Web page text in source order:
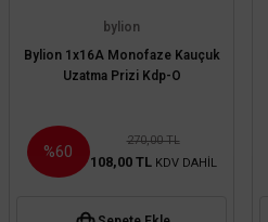
bylion
Bylion 1x16A Monofaze Kauçuk
Uzatma Prizi Kdp-O
%60
270,00 TL
108,00 TL KDV DAHİL